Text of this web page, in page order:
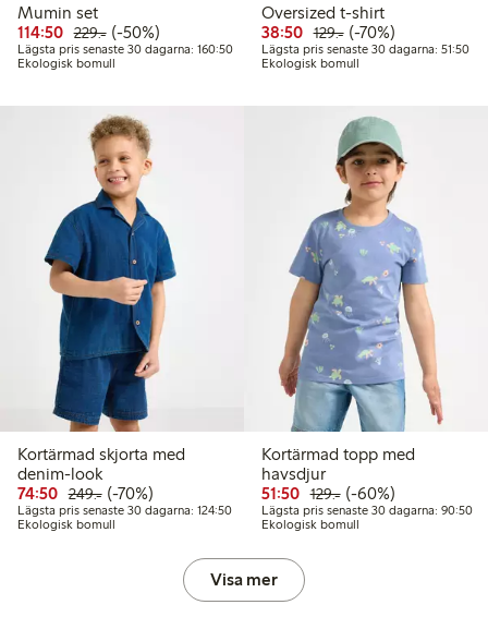
Mumin set
114:50 Rabatterat pris: 114,50 kr
229:-Ordinarie pris: 229,00 kr
50% rabatt
(-50%)
Lägsta pris senaste 30 dagarna: 160:50Lägsta pris senaste 30 dagarna: 160,50 kr
Ekologisk bomull
Oversized t-shirt
38:50 Rabatterat pris: 38,50 kr
129:-Ordinarie pris:
70% rabatt
(-70%)
Lägsta pris senaste 30 dagarna: 51:50
Ekologisk bomull
Kortärmad skjorta med
denim-look
74:50 Rabatterat pris: 74,50 kr
249:-Ordinarie pris: 249,00 kr
70% rabatt
(-70%)
Lägsta pris senaste 30 dagarna: 124:50Lägsta pris senaste 30 dagarna: 124,50 kr
Ekologisk bomull
Kortärmad topp med
havsdjur
51:50 Rabatterat pris: 51,50 kr
129:-Ordinarie pris:
60% rabatt
(-60%)
Lägsta pris senaste 30 dagarna: 90:50
Ekologisk bomull
Visa mer